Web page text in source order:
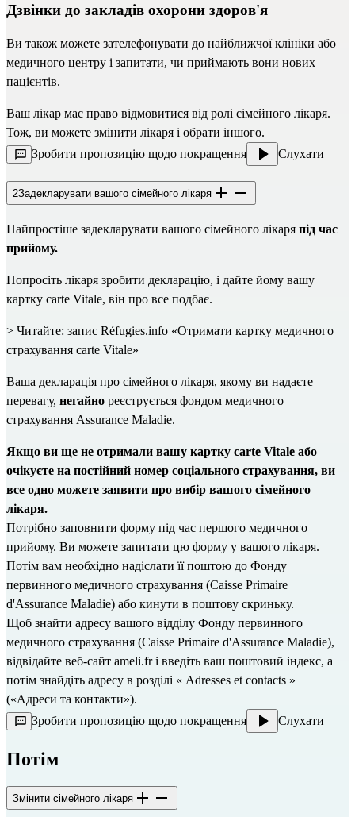
Дзвінки до закладів охорони здоров'я
Ви також можете зателефонувати до найближчої клініки або
медичного центру і запитати, чи приймають вони нових
пацієнтів.
Ваш лікар має право відмовитися від ролі сімейного лікаря.
Тож, ви можете змінити лікаря і обрати іншого.
Зробити пропозицію щодо покращення
Слухати
2Задекларувати вашого сімейного лікаря
Найпростіше задекларувати вашого сімейного лікаря під час
прийому.
Попросіть лікаря зробити декларацію, і дайте йому вашу
картку carte Vitale, він про все подбає.
> Читайте: запис Réfugies.info «Отримати картку медичного
страхування carte Vitale»
Ваша декларація про сімейного лікаря, якому ви надаєте
перевагу, негайно реєструється фондом медичного
страхування Assurance Maladie.
Якщо ви ще не отримали вашу картку carte Vitale або
очікуєте на постійний номер соціального страхування, ви
все одно можете заявити про вибір вашого сімейного
лікаря.
Потрібно заповнити форму під час першого медичного
прийому. Ви можете запитати цю форму у вашого лікаря.
Потім вам необхідно надіслати її поштою до Фонду
первинного медичного страхування (Caisse Primaire
d'Assurance Maladie) або кинути в поштову скриньку.
Щоб знайти адресу вашого відділу Фонду первинного
медичного страхування (Caisse Primaire d'Assurance Maladie),
відвідайте веб-сайт ameli.fr і введіть ваш поштовий індекс, а
потім знайдіть адресу в розділі « Adresses et contacts »
(«Адреси та контакти»).
Зробити пропозицію щодо покращення
Слухати
Потім
Змінити сімейного лікаря